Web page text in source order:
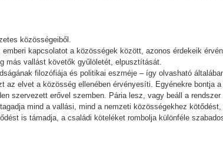
közösségeiből.
kapcsolatot a közösségek között, azonos érdekeik
más vallást követők gyűlöletét, elpusztítását.
filozófiája és politikai eszméje – így olvasható
az elvet a közösség ellenében érvényesíti. Egyénekre bontja
szervezett erővel szemben. Pária lesz, vagy beáll a rendszer
mind a vallási, mind a nemzeti közösségekhez
is támadja, a családi köteléket rombolja különféle